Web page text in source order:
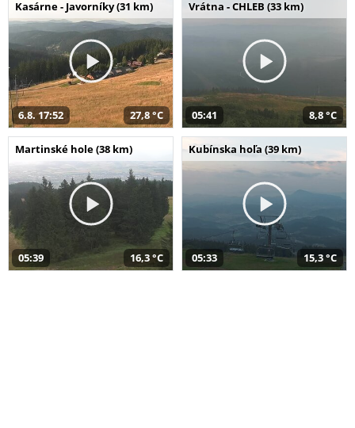
Kasárne - Javorníky (31 km)
6.8. 17:52 27,8 °C
Vrátna - CHLEB (33 km)
05:41 8,8 °C
Martinské hole (38 km)
05:39 16,3 °C
Kubínska hoľa (39 km)
05:33 15,3 °C